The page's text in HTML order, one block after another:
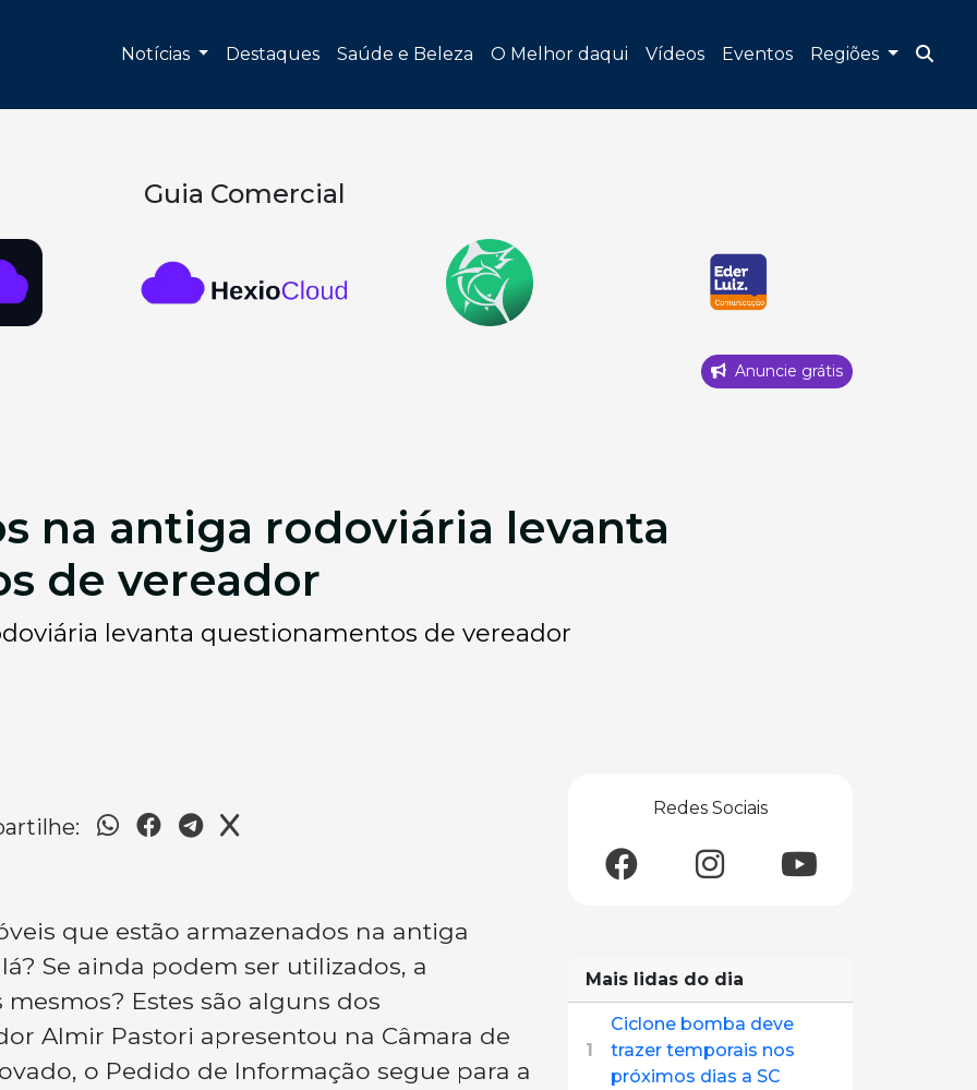
Notícias Destaques Saúde e Beleza O Melhor daqui Vídeos Eventos Regiões
Guia Comercial
Anuncie grátis
na antiga rodoviária levanta
de vereador
levanta questionamentos de vereador
que estão armazenados na antiga
Se ainda podem ser utilizados, a
Estes são alguns dos
Almir Pastori apresentou na Câmara de
o Pedido de Informação segue para a
Redes Sociais
Mais lidas do dia
1
Ciclone bomba deve
trazer temporais nos
próximos dias a SC